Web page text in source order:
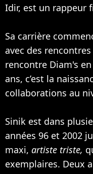
Idir, est un rappeur
Sa carrière
avec des
rencontre Diam's
ans, c’est la
collaborations au
Sinik est dans
années 96 et 2002
maxi, artiste triste,
exemplaires. Deux